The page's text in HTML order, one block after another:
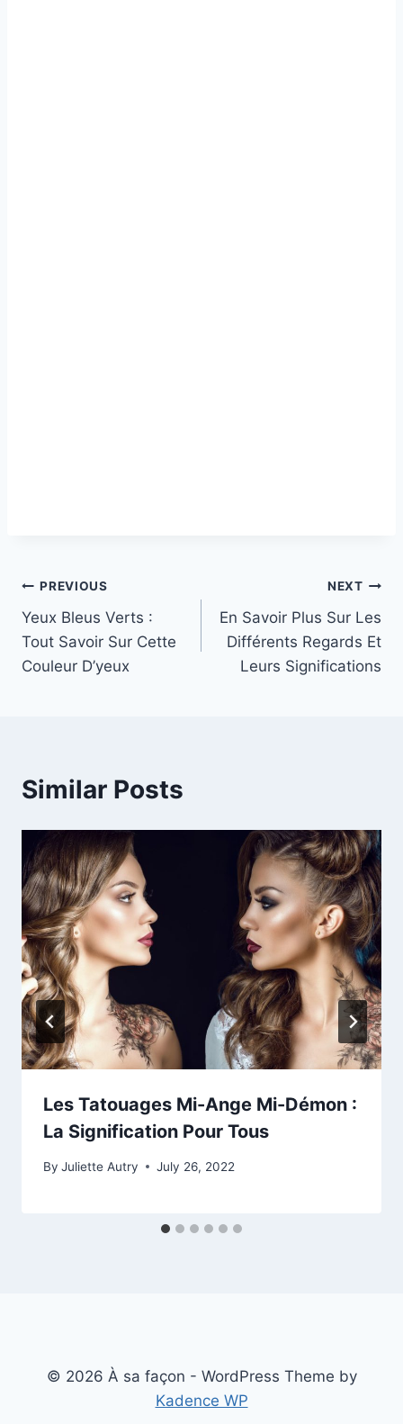
Post
navigation
PREVIOUS
Yeux Bleus Verts :
Tout Savoir Sur Cette
Couleur D’yeux
NEXT
En Savoir Plus Sur Les
Différents Regards Et
Leurs Significations
Similar Posts
Les Tatouages Mi-Ange Mi-Démon :
La Signification Pour Tous
By Juliette Autry July 26, 2022
© 2026 À sa façon - WordPress Theme by
Kadence WP